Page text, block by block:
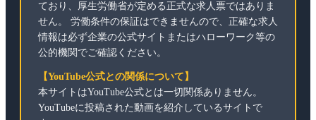
ており、厚生労働省が定める正式な求人票ではありま
せん。 労働条件の保証はできませんので、正確な求人
情報は必ず企業の公式サイトまたはハローワーク等の
公的機関でご確認ください。
【YouTube公式との関係について】
本サイトはYouTube公式とは一切関係ありません。
YouTubeに投稿された動画を紹介しているサイトで